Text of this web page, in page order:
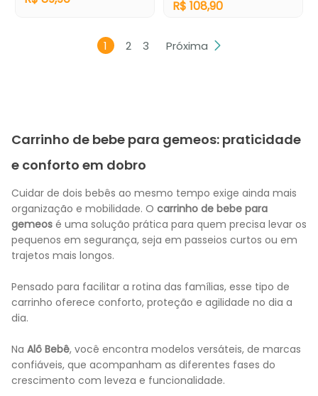
R$ 108,90
1 2 3 Próxima
Carrinho de bebe para gemeos: praticidade
e conforto em dobro
Cuidar de dois bebês ao mesmo tempo exige ainda mais
organização e mobilidade. O carrinho de bebe para
gemeos é uma solução prática para quem precisa levar os
pequenos em segurança, seja em passeios curtos ou em
trajetos mais longos.
Pensado para facilitar a rotina das famílias, esse tipo de
carrinho oferece conforto, proteção e agilidade no dia a
dia.
Na Alô Bebê, você encontra modelos versáteis, de marcas
confiáveis, que acompanham as diferentes fases do
crescimento com leveza e funcionalidade.